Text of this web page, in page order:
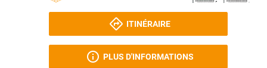
ITINÉRAIRE
PLUS D'INFORMATIONS